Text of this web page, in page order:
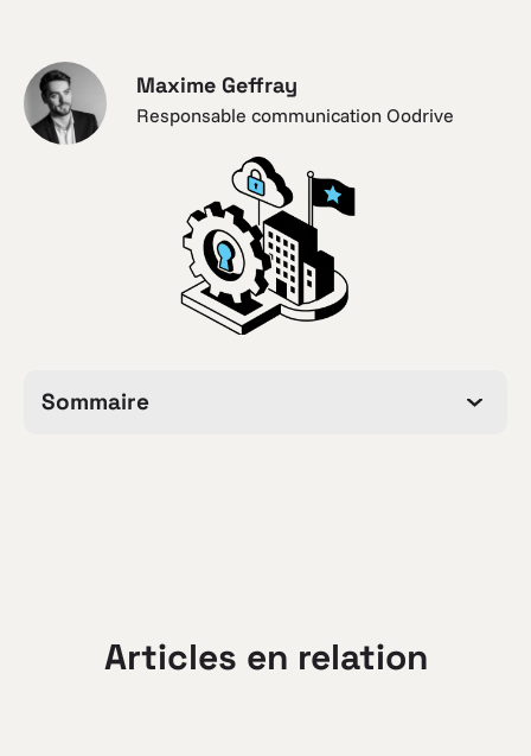
Maxime Geffray
Responsable communication Oodrive
Sommaire
Articles en relation